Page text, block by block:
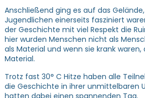
Anschließend ging es auf das
Jugendlichen einerseits fasziniert
der Geschichte mit viel Respekt die
hier wurden Menschen nicht als
als Material und wenn sie krank
Material.
Trotz fast 30° C Hitze haben alle
die Geschichte in ihrer unmittelbaren
hatten dabei einen spannenden Tag.